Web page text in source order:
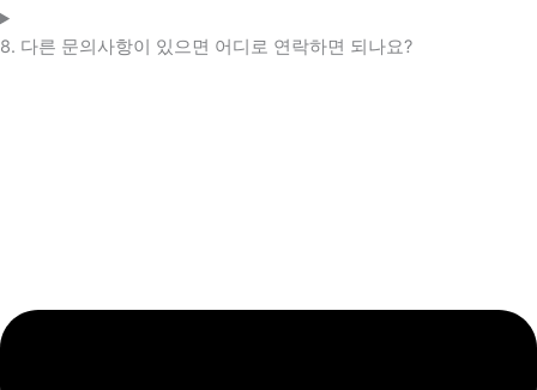
8. 다른 문의사항이 있으면 어디로 연락하면 되나요?